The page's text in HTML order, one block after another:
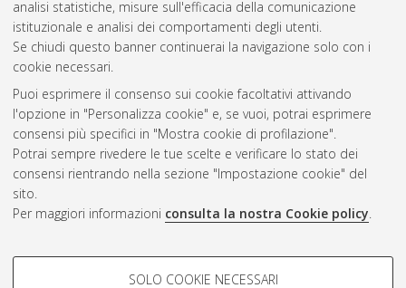
analisi statistiche, misure sull'efficacia della comunicazione
istituzionale e analisi dei comportamenti degli utenti.
Se chiudi questo banner continuerai la navigazione solo con i
cookie necessari.
Puoi esprimere il consenso sui cookie facoltativi attivando
l'opzione in "Personalizza cookie" e, se vuoi, potrai esprimere
consensi più specifici in "Mostra cookie di profilazione".
Potrai sempre rivedere le tue scelte e verificare lo stato dei
consensi rientrando nella sezione "Impostazione cookie" del
sito.
Per maggiori informazioni consulta la nostra Cookie policy.
COOKIE DI PROFILAZIONE -
SOLO COOKIE NECESSARI
Questa lista e' stata generata ilThu Aug 6 20:41:28 2026
CEST
Atom
Rss 1.0
Rss 2.0
AMS Laurea
Impostazioni Cookie
Informativa sulla privacy